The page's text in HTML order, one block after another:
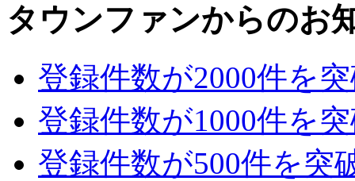
タウンファンからのお
登録件数が2000件を
登録件数が1000件を
登録件数が500件を突